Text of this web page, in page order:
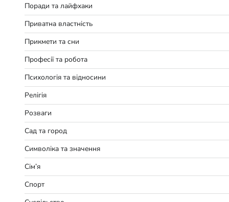
Поради та лайфхаки
Приватна властність
Прикмети та сни
Професії та робота
Психологія та відносини
Релігія
Розваги
Сад та город
Символіка та значення
Сім’я
Спорт